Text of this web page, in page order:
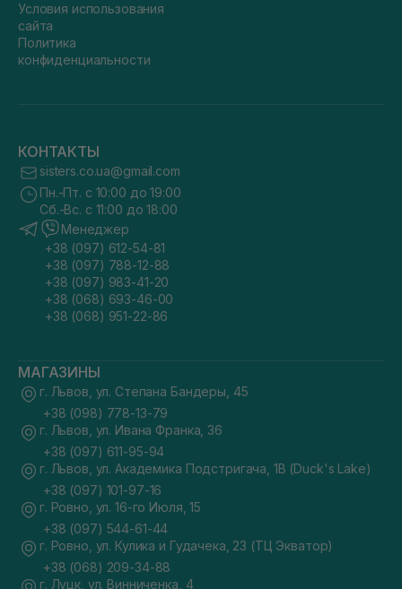
Условия использования
сайта
Политика
конфиденциальности
КОНТАКТЫ
sisters.co.ua@gmail.com
Пн.-Пт. с 10:00 до 19:00
Сб.-Вс. с 11:00 до 18:00
Менеджер
+38 (097) 612-54-81
+38 (097) 788-12-88
+38 (097) 983-41-20
+38 (068) 693-46-00
+38 (068) 951-22-86
МАГАЗИНЫ
г. Львов, ул. Степана Бандеры, 45
+38 (098) 778-13-79
г. Львов, ул. Ивана Франка, 36
+38 (097) 611-95-94
г. Львов, ул. Академика Подстригача, 1В (Duck's Lake)
+38 (097) 101-97-16
г. Ровно, ул. 16-го Июля, 15
+38 (097) 544-61-44
г. Ровно, ул. Кулика и Гудачека, 23 (ТЦ Экватор)
+38 (068) 209-34-88
г. Луцк, ул. Винниченка, 4